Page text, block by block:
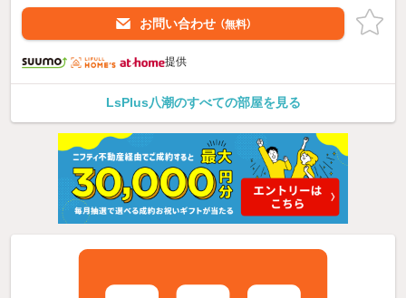
お問い合わせ （無料）
提供
LsPlus八潮のすべての部屋を見る